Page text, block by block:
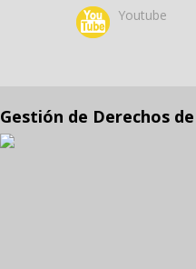
Youtube
Gestión de Derechos